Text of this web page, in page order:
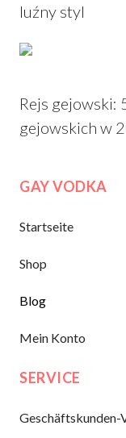
luźny styl
Rejs gejowski:
gejowskich w
GAY VODKA
Startseite
Shop
Blog
Mein Konto
SERVICE
Geschäftskunden-